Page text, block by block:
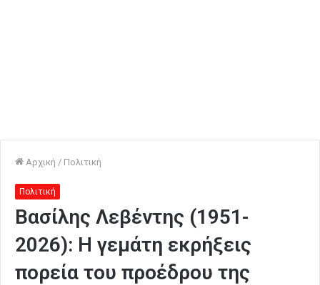
Αρχική / Πολιτική
Πολιτική
Βασίλης Λεβέντης (1951-
2026): Η γεμάτη εκρήξεις
πορεία του προέδρου της